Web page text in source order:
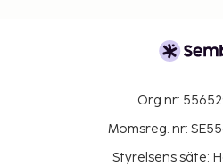
Org nr:
Momsreg. nr:
Styrelsens säte: